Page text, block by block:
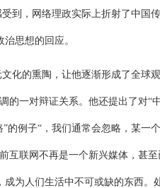
到，网络理政实际上折射了中国
思想的回应。
化的熏陶，让他逐渐形成了全球
的一对辩证关系。他还提出了对“
”的例子“ ，我们通常会忽略，某一
互联网不再是一个新兴媒体，甚
为人们生活中不可或缺的东西。